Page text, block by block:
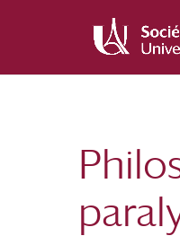
principal
navigation